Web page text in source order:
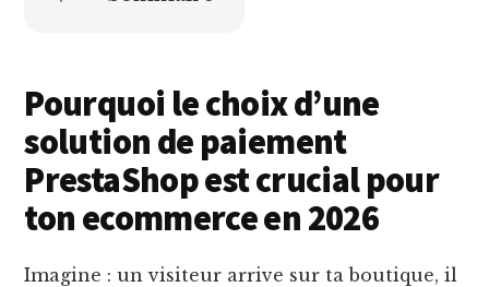
Pourquoi le choix d’une
solution de paiement
PrestaShop est crucial pour
ton ecommerce en 2026
Imagine : un visiteur arrive sur ta boutique, il